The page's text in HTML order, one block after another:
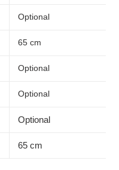
Optional
65 cm
Optional
Optional
Optional
65 cm